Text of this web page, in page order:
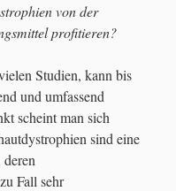
von der
profitieren?
Studien, kann bis
und umfassend
scheint man sich
sind eine
Fall sehr